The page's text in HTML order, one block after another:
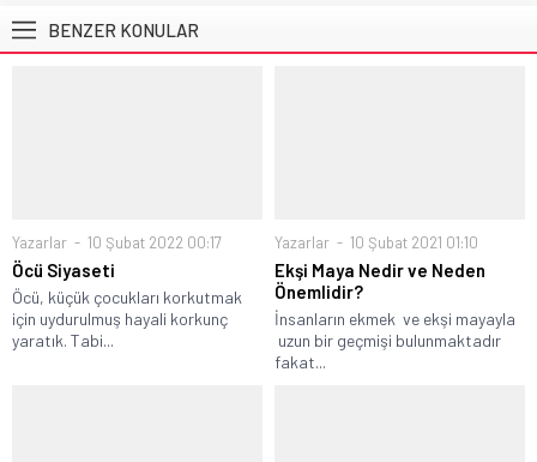
BENZER KONULAR
Yazarlar 10 Şubat 2022 00:17
Öcü Siyaseti
Öcü, küçük çocukları korkutmak
için uydurulmuş hayali korkunç
yaratık. Tabi...
Yazarlar 10 Şubat 2021 01:10
Ekşi Maya Nedir ve Neden
Önemlidir?
İnsanların ekmek ve ekşi mayayla
uzun bir geçmişi bulunmaktadır
fakat...